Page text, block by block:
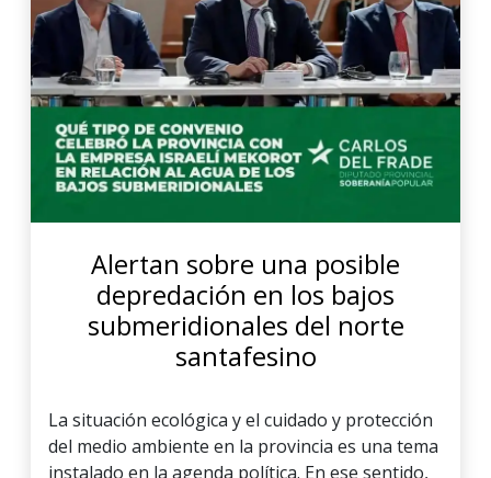
Alertan sobre una posible
depredación en los bajos
submeridionales del norte
santafesino
La situación ecológica y el cuidado y protección
del medio ambiente en la provincia es una tema
instalado en la agenda política. En ese sentido,